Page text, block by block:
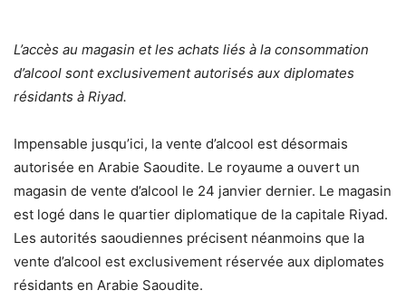
L’accès au magasin et les achats liés à la consommation
d’alcool sont exclusivement autorisés aux diplomates
résidants à Riyad.
Impensable jusqu’ici, la vente d’alcool est désormais
autorisée en Arabie Saoudite. Le royaume a ouvert un
magasin de vente d’alcool le 24 janvier dernier. Le magasin
est logé dans le quartier diplomatique de la capitale Riyad.
Les autorités saoudiennes précisent néanmoins que la
vente d’alcool est exclusivement réservée aux diplomates
résidants en Arabie Saoudite.